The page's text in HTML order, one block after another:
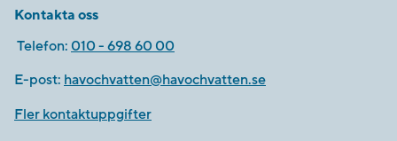
Kontakta oss
Telefon: 010 - 698 60 00
E-post: havochvatten@havochvatten.se
Fler kontaktuppgifter